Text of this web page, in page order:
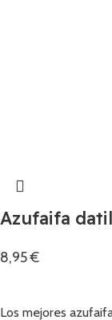
Azufaifa
8,95€
Los mejores